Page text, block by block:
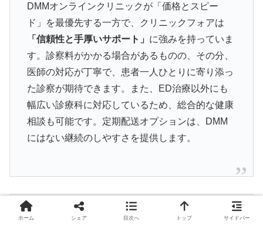
DMMオンラインクリニックが「価格とスピー
ド」を最優先する一方で、クリニックフォアは
「信頼性と手厚いサポート」 に強みを持っていま
す。診察料がかかる場合があるものの、その分、
医師の対応が丁寧で、患者一人ひとりに寄り添っ
た診察が期待できます。また、ED治療以外にも
幅広い診療科に対応しているため、総合的な健康
相談も可能です。定期配送オプションは、DMM
にはない継続のしやすさを提供します。
📊 定量スペック
ホーム シェア 目次へ トップ サイドバー